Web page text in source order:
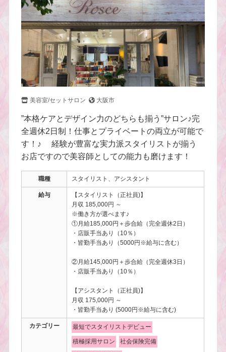
美容室/セットサロン 大阪市
”本格ケアとデザイン力のどちらも揃う”サロン♪完
全週休2日制！仕事とプライベートの両立が可能で
す！♪ 経験が豊富な実力派スタイリストが揃う
お店ですので美容師としての能力も磨けます！
職種 スタイリスト、アシスタント
給与
【スタイリスト（正社員)】
月収 185,000円 ～
※働き方が選べます♪
①月給185,000円＋歩合給（完全週休2日）
・店販手当あり（10％）
・皆勤手当あり（5000円※給与に含む）
②月給145,000円＋歩合給（完全週休3日）
・店販手当あり（10％）
【アシスタント（正社員)】
月収 175,000円 ～
・皆勤手当あり (5000円※給与に含む)
カテゴリー 最短でスタイリストデビュー
積極採用サロン 社会保険完備